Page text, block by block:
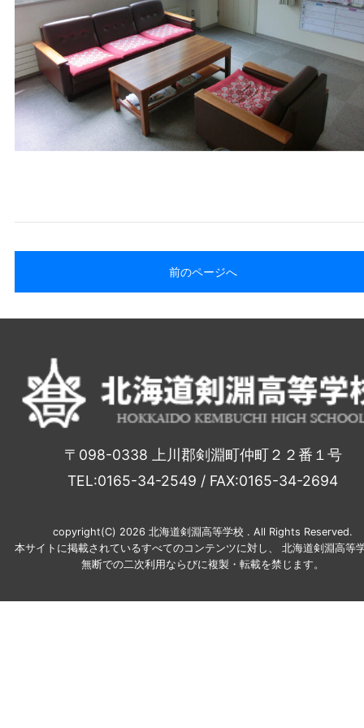
前のページへ
〒098-0338 上川郡剣淵町仲町２２番１号
TEL:0165-34-2549 / FAX:0165-34-2694
copyright(C) 2026 北海道剣淵高等学校 . All Rights Reserved.
本サイトに掲載されているすべてのコンテンツに対し、 北海道剣淵高等
無断での二次利用ならびに複製・転載を禁じます。